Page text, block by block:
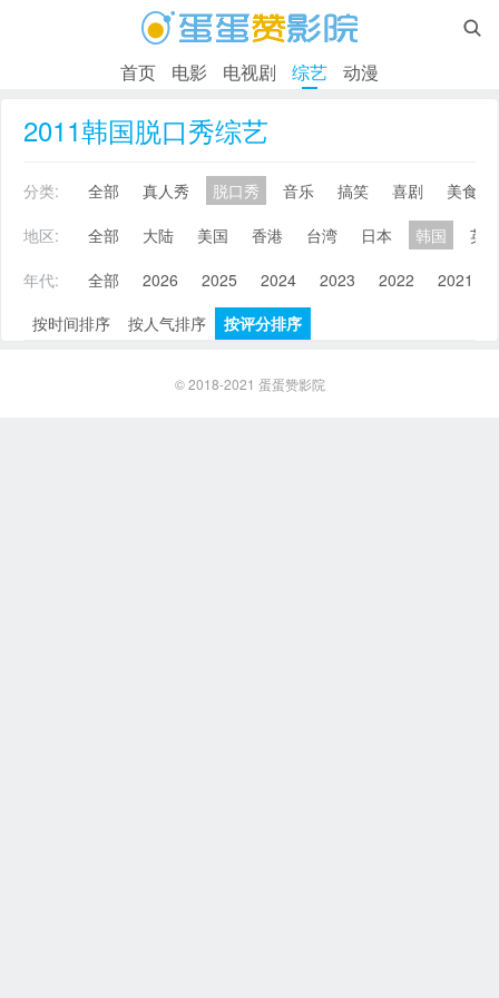

首页 电影 电视剧 综艺 动漫
2011韩国脱口秀综艺
分类: 全部 真人秀 脱口秀 音乐 搞笑 喜剧
美食
地区:
全部 大陆 美国 香港 台湾 日本 韩国
英
年代:
全部 2026 2025 2024 2023 2022 2021
按时间排序
按人气排序 按评分排序
© 2018-2021 蛋蛋赞影院